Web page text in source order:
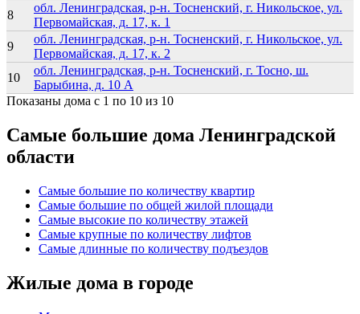
8
обл. Ленинградская, р-н. Тосненский, г. Никольское, ул.
Первомайская, д. 17, к. 1
9
обл. Ленинградская, р-н. Тосненский, г. Никольское, ул.
Первомайская, д. 17, к. 2
10
обл. Ленинградская, р-н. Тосненский, г. Тосно, ш.
Барыбина, д. 10 А
Показаны дома с 1 по 10 из 10
Самые большие дома Ленинградской
области
Самые большие по количеству квартир
Самые большие по общей жилой площади
Самые высокие по количеству этажей
Самые крупные по количеству лифтов
Самые длинные по количеству подъездов
Жилые дома в городе